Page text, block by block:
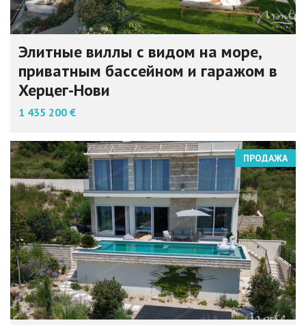
Элитные виллы с видом на море,
приватным бассейном и гаражом в
Херцег-Нови
1 435 200 €
ПРОДАЖА